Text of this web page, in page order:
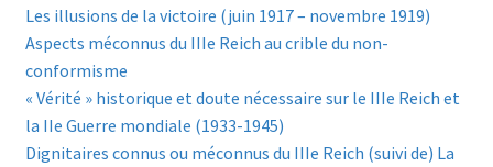
Les illusions de la victoire (juin 1917 – novembre 1919)
Aspects méconnus du IIIe Reich au crible du non-
conformisme
« Vérité » historique et doute nécessaire sur le IIIe Reich et
la IIe Guerre mondiale (1933-1945)
Dignitaires connus ou méconnus du IIIe Reich (suivi de) La